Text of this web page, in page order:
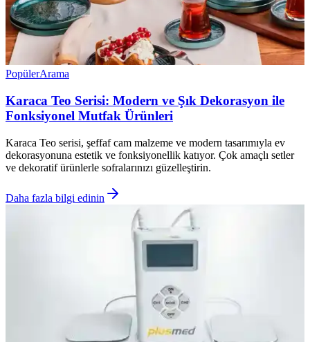
PopülerArama
Karaca Teo Serisi: Modern ve Şık Dekorasyon ile
Fonksiyonel Mutfak Ürünleri
Karaca Teo serisi, şeffaf cam malzeme ve modern tasarımıyla ev
dekorasyonuna estetik ve fonksiyonellik katıyor. Çok amaçlı setler
ve dekoratif ürünlerle sofralarınızı güzelleştirin.
Daha fazla bilgi edinin